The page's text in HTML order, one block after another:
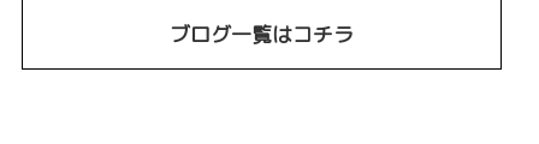
ブログ一覧はコチラ